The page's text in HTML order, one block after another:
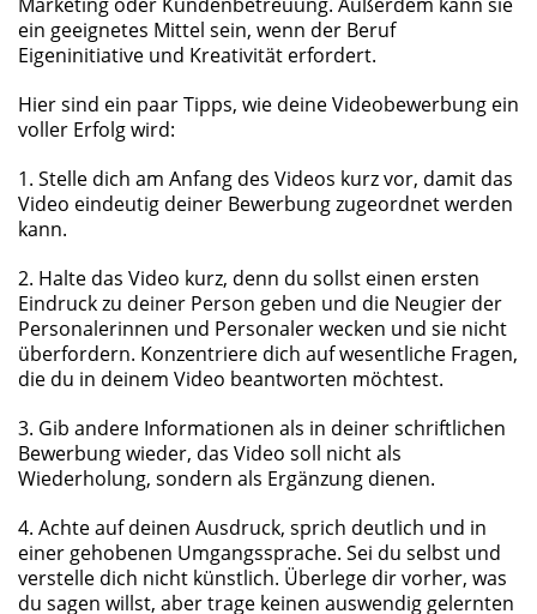
ein geeignetes Mittel sein, wenn der Beruf
Eigeninitiative und Kreativität erfordert.
Hier sind ein paar Tipps, wie deine Videobewerbung ein
voller Erfolg wird:
1. Stelle dich am Anfang des Videos kurz vor, damit das
Video eindeutig deiner Bewerbung zugeordnet werden
kann.
2. Halte das Video kurz, denn du sollst einen ersten
Eindruck zu deiner Person geben und die Neugier der
Personalerinnen und Personaler wecken und sie nicht
überfordern. Konzentriere dich auf wesentliche Fragen,
die du in deinem Video beantworten möchtest.
3. Gib andere Informationen als in deiner schriftlichen
Bewerbung wieder, das Video soll nicht als
Wiederholung, sondern als Ergänzung dienen.
4. Achte auf deinen Ausdruck, sprich deutlich und in
einer gehobenen Umgangssprache. Sei du selbst und
verstelle dich nicht künstlich. Überlege dir vorher, was
du sagen willst, aber trage keinen auswendig gelernten